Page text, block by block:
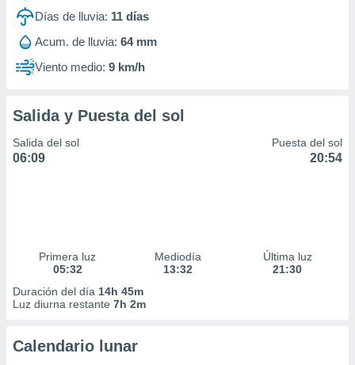
Días de lluvia: 11 días
Acum. de lluvia: 64 mm
Viento medio: 9 km/h
Salida y Puesta del sol
Salida del sol
06:09
Puesta del sol
20:54
Primera luz
05:32
Mediodía
13:32
Última luz
21:30
Duración del día 14h 45m
Luz diurna restante 7h 2m
Calendario lunar